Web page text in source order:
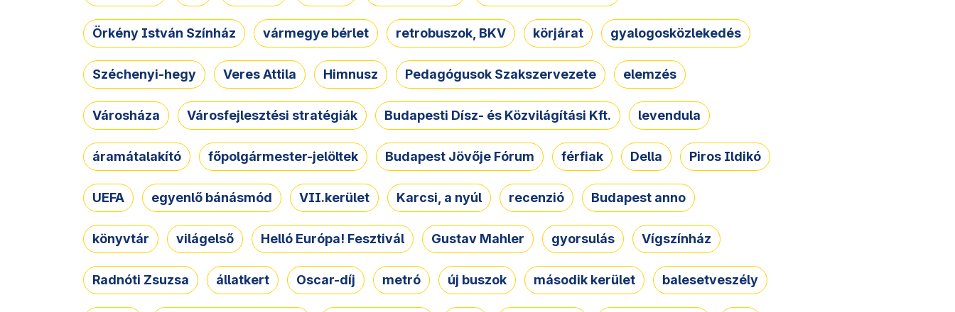
Örkény István Színház vármegye bérlet retrobuszok, BKV körjárat gyalogosközlekedés
Széchenyi-hegy Veres Attila Himnusz Pedagógusok Szakszervezete elemzés
Városháza Városfejlesztési stratégiák Budapesti Dísz- és Közvilágítási Kft. levendula
áramátalakító főpolgármester-jelöltek Budapest Jövője Fórum férfiak Della Piros Ildikó
UEFA egyenlő bánásmód VII.kerület Karcsi, a nyúl recenzió Budapest anno
könyvtár világelső Helló Európa! Fesztivál Gustav Mahler gyorsulás Vígszínház
Radnóti Zsuzsa állatkert Oscar-díj metró új buszok második kerület balesetveszély